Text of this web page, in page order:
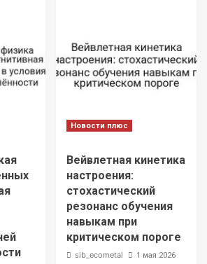
Новости плюс
Вейвлетная кинетика
настроения:
стохастический
резонанс обучения
навыкам при
критическом пороге
sib_ecometal 1 мая 2026